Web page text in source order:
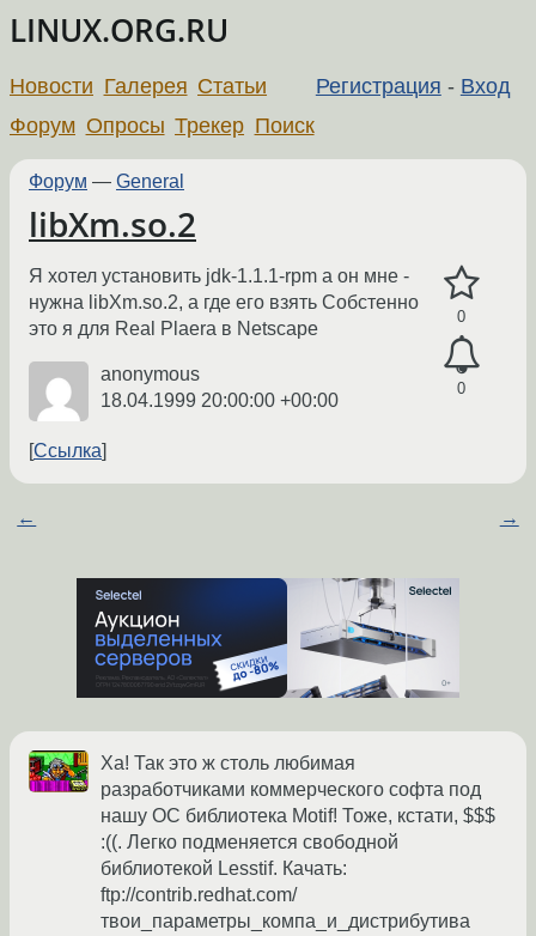
LINUX.ORG.RU
Регистрация - Вход
Новости Галерея Статьи
Форум Опросы Трекер Поиск
Форум — General
libXm.so.2
0
0
Я хотел установить jdk-1.1.1-rpm а он мне -
нужна libXm.so.2, а где его взять Собстенно
это я для Real Plaera в Netscape
anonymous
18.04.1999 20:00:00 +00:00
Ссылка
← →
Ха! Так это ж cтоль любимая
разработчиками коммерческого софта под
нашу ОС библиотека Motif! Тоже, кстати, $$$
:((. Легко подменяется свободной
библиотекой Lesstif. Качать:
ftp://contrib.redhat.com/
твои_параметры_компа_и_дистрибутива